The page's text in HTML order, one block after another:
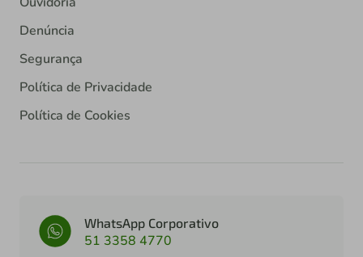
Denúncia
Segurança
Política de Privacidade
Política de Cookies
WhatsApp Corporativo
51 3358 4770